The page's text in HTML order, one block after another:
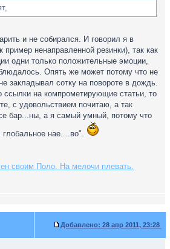
и не собирался. И говорил я в
пример ненаправленной резинки), так как
одни только положительные эмоции,
Опять же может потому что не
закладывал сотку на повороте в дождь.
ссылки на компрометирующие статьи, то
с удовольствием почитаю, а так
бар...ны, а я самый умный, потому что
нае....во".
своим Поло. На мелочи плевать.
Добавлено: 28 апр 2011, 23:28